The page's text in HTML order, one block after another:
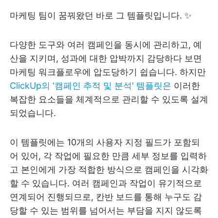
마케팅 팀이 꿈꿔왔던 바로 그 템플릿입니다. ✨
다양한 도구와 여러 캠페인을 동시에 관리하고, 예
산을 지키며, 성과에 대한 압박까지 감당하다 보면
마케팅 워크플로우에 압도당하기 쉽습니다. 하지만
ClickUp의 '캠페인 추적 및 분석' 템플릿은 이러한
복잡한 요소들을 체계적으로 관리할 수 있도록 설계
되었습니다.
이 템플릿에는 10개의 사용자 지정 필드가 포함되
어 있어, 각 작업에 필요한 만큼 세부 정보를 입력하
고 본인에게 가장 적합한 방식으로 캠페인을 시각화
할 수 있습니다. 여러 캠페인과 작업이 유기적으로
연계되어 진행되므로, 칸반 보드를 통해 누구도 감
당할 수 있는 범위를 넘어서는 부담을 지지 않도록